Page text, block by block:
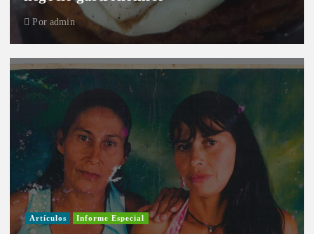
Por admin
Artículos Informe Especial